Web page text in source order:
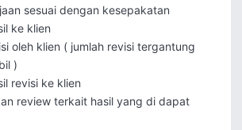
sesuai dengan kesepakatan
ke klien
oleh klien ( jumlah revisi tergantung
)
revisi ke klien
review terkait hasil yang di dapat